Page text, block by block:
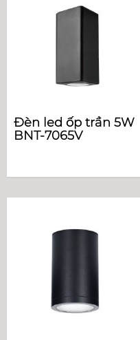
Đèn led ốp trần 5W
BNT-7065V